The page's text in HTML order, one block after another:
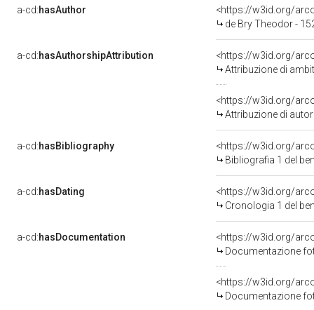
a-cd:hasAuthor
<https://w3id.org/
de Bry Theodor -
a-cd:hasAuthorshipAttribution
Attribuzione di
<https://w3id.org/
Attribuzione di
a-cd:hasBibliography
<https://w3id.org/
Bibliografia 1 del
a-cd:hasDating
<https://w3id.org/
Cronologia 1 del
a-cd:hasDocumentation
Documentazione
Documentazione